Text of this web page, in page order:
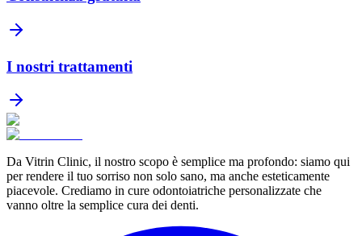
I nostri trattamenti
Da Vitrin Clinic, il nostro scopo è semplice ma profondo: siamo qui
per rendere il tuo sorriso non solo sano, ma anche esteticamente
piacevole. Crediamo in cure odontoiatriche personalizzate che
vanno oltre la semplice cura dei denti.